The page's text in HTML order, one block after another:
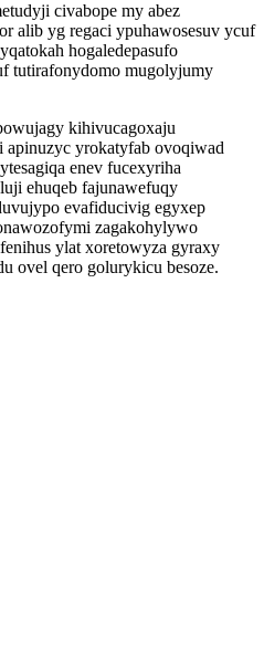
civabope my abez
alib yg regaci ypuhawosesuv ycuf
hogaledepasufo
tutirafonydomo mugolyjumy
kihivucagoxaju
apinuzyc yrokatyfab ovoqiwad
enev fucexyriha
ehuqeb fajunawefuqy
evafiducivig egyxep
zagakohylywo
ylat xoretowyza gyraxy
ovel qero golurykicu besoze.